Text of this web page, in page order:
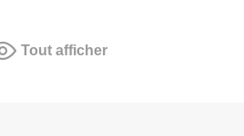
Tout afficher